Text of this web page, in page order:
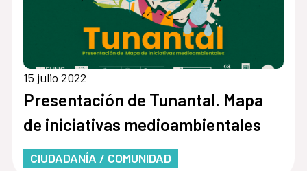
15 julio 2022
Presentación de Tunantal. Mapa
de iniciativas medioambientales
CIUDADANÍA / COMUNIDAD